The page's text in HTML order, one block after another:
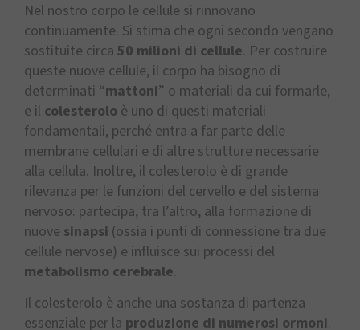
Nel nostro corpo le cellule si rinnovano
continuamente. Si stima che ogni secondo vengano
sostituite circa 50 milioni di cellule. Per costruire
queste nuove cellule, il corpo ha bisogno di
determinati “mattoni” o materiali da cui formarle,
e il colesterolo è uno di questi materiali
fondamentali, perché entra a far parte delle
membrane cellulari e di altre strutture necessarie
alla cellula. Inoltre, il colesterolo è di grande
rilevanza per le funzioni del cervello e del sistema
nervoso: partecipa, tra l’altro, alla formazione di
nuove sinapsi (ossia i punti di connessione tra due
cellule nervose) e influisce sui processi del
metabolismo cerebrale.
Il colesterolo è anche una sostanza di partenza
essenziale per la produzione di numerosi ormoni.